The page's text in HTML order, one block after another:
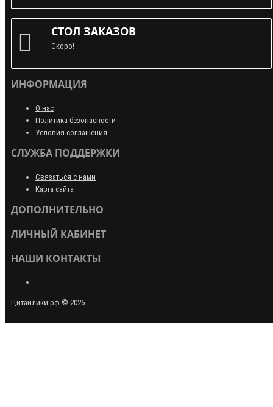
СТОЛ ЗАКАЗОВ
Скоро!
ИНФОРМАЦИЯ
О нас
Политика безопасности
Условия соглашения
СЛУЖБА ПОДДЕРЖКИ
Связаться с нами
Карта сайта
ДОПОЛНИТЕЛЬНО
ЛИЧНЫЙ КАБИНЕТ
НАШИ КОНТАКТЫ
Цитайлики.рф © 2026